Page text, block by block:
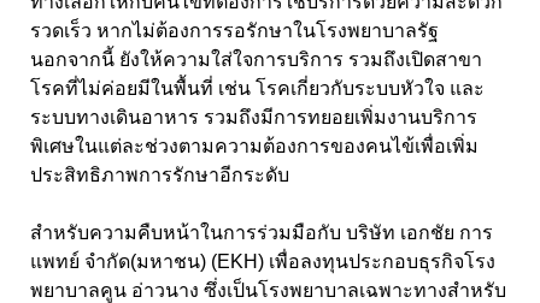
รวดเร็ว หากไม่ต้องการรอรักษาในโรงพยาบาลรัฐ
นอกจากนี้ ยังให้ความใส่ใจการบริการ รวมถึงเปิดสาขา
โรคที่ไม่ค่อยมีในพื้นที่ เช่น โรคเกี่ยวกับระบบหัวใจ และ
ระบบทางเดินอาหาร รวมถึงมีการทยอยเพิ่มงานบริการ
พิเศษในแต่ละช่วงตามความต้องการของคนไข้เพื่อเพิ่ม
ประสิทธิภาพการรักษาอีกระดับ
สำหรับความคืบหน้าในการร่วมมือกับ บริษัท เอกชัย การ
แพทย์ จำกัด(มหาชน) (EKH) เพื่อลงทุนประกอบธุรกิจโรง
พยาบาลคูน อ่าวนาง ซึ่งเป็นโรงพยาบาลเฉพาะทางสำหรับ